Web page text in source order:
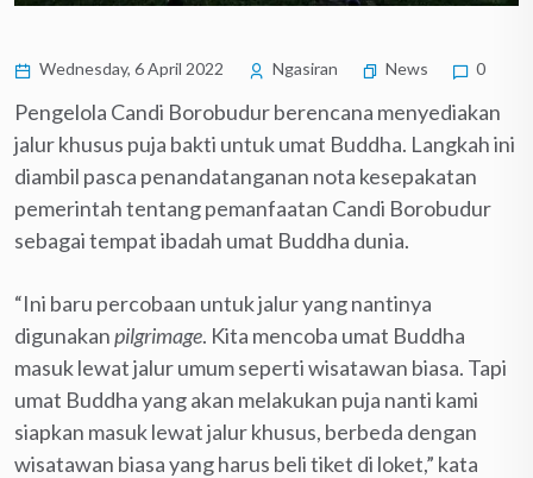
Wednesday, 6 April 2022 Ngasiran News 0
Pengelola Candi Borobudur berencana menyediakan
jalur khusus puja bakti untuk umat Buddha. Langkah ini
diambil pasca penandatanganan nota kesepakatan
pemerintah tentang pemanfaatan Candi Borobudur
sebagai tempat ibadah umat Buddha dunia.
“Ini baru percobaan untuk jalur yang nantinya
digunakanpilgrimage. Kita mencoba umat Buddha
masuk lewat jalur umum seperti wisatawan biasa. Tapi
umat Buddha yang akan melakukan puja nanti kami
siapkan masuk lewat jalur khusus, berbeda dengan
wisatawan biasa yang harus beli tiket di loket,” kata